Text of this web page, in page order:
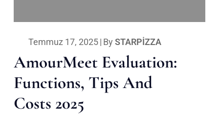
Temmuz 17, 2025| By STARPIZZA
AmourMeet Evaluation:
Functions, Tips And
Costs 2025